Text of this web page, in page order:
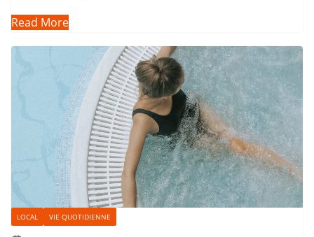
Read More
LOCAL VIE QUOTIDIENNE